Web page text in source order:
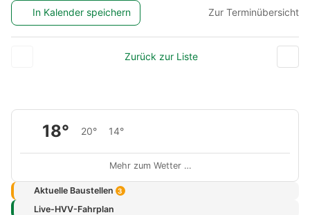
In Kalender speichern Zur Terminübersicht
Zurück zur Liste
18° 20° 14°
Mehr zum Wetter …
Aktuelle Baustellen 3
Live-HVV-Fahrplan